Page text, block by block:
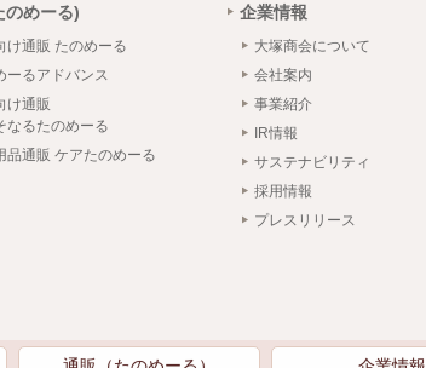
のめーる)
け通販 たのめーる
ーるアドバンス
け通販
なるたのめーる
品通販 ケアたのめーる
企業情報
大塚商会について
会社案内
事業紹介
IR情報
サステナビリティ
採用情報
プレスリリース